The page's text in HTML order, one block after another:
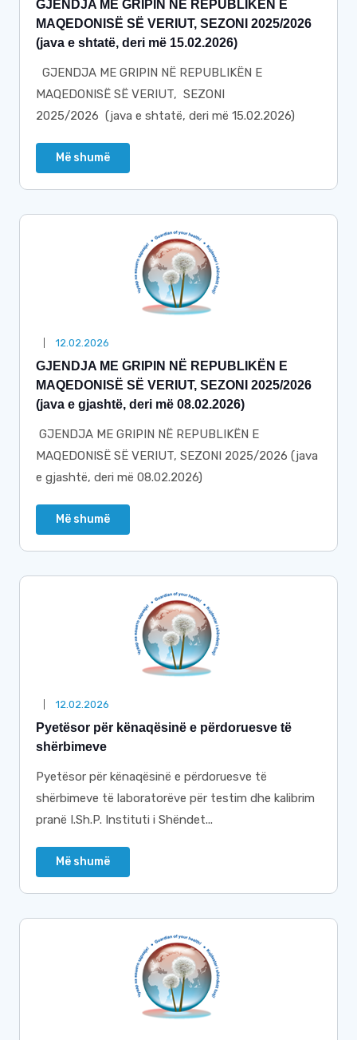
GJENDJA ME GRIPIN NË REPUBLIKËN E
MAQEDONISË SË VERIUT, SEZONI 2025/2026
(java e shtatë, deri më 15.02.2026)
GJENDJA ME GRIPIN NË REPUBLIKËN E
MAQEDONISË SË VERIUT, SEZONI
2025/2026 (java e shtatë, deri më 15.02.2026)
Më shumë
12.02.2026
GJENDJA ME GRIPIN NË REPUBLIKËN E
MAQEDONISË SË VERIUT, SEZONI 2025/2026
(java e gjashtë, deri më 08.02.2026)
GJENDJA ME GRIPIN NË REPUBLIKËN E
MAQEDONISË SË VERIUT, SEZONI 2025/2026 (java
e gjashtë, deri më 08.02.2026)
Më shumë
12.02.2026
Pyetësor për kënaqësinë e përdoruesve të
shërbimeve
Pyetësor për kënaqësinë e përdoruesve të
shërbimeve të laboratorëve për testim dhe kalibrim
pranë I.Sh.P. Instituti i Shëndet...
Më shumë